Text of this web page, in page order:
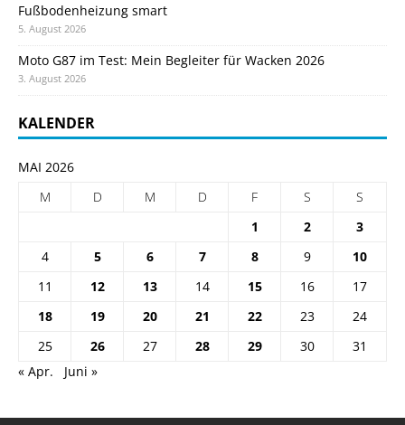
Fußbodenheizung smart
5. August 2026
Moto G87 im Test: Mein Begleiter für Wacken 2026
3. August 2026
KALENDER
MAI 2026
M
D M D F S
S
1
2
3
4
5 6 7 8 9
10
11
12 13 14 15 16
17
18
19 20 21 22 23
24
25
26 27 28 29 30
31
« Apr.
Juni »